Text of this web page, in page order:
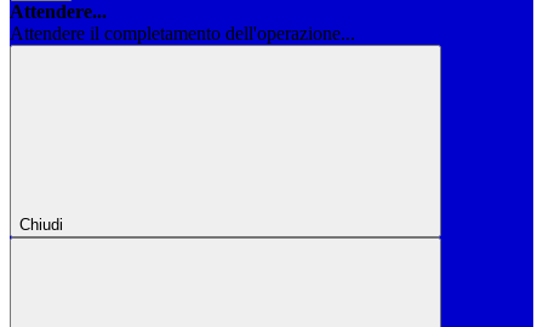
Attendere...
Attendere il completamento dell'operazione...
Chiudi